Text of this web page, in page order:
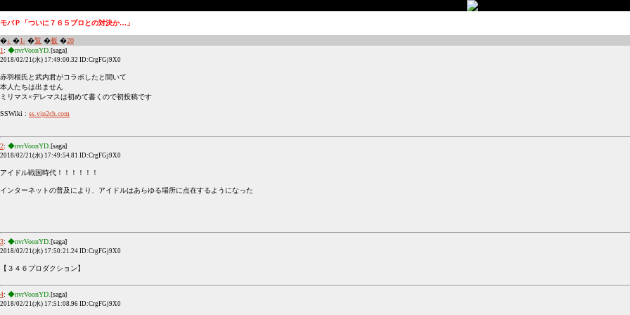
モバＰ「ついに７６５プロとの対決か…」
�↓ �1- �覧 �板 �20
1 : ◆nvrVoonYD. [saga]
2018/02/21(水) 17:49:00.32 ID:CrgFGj9X0
赤羽根氏と武内君がコラボしたと聞いて
本人たちは出ません
ミリマス×デレマスは初めて書くので初投稿です
SSWiki : ss.vip2ch.com
2: ◆nvrVoonYD. [saga]
2018/02/21(水) 17:49:54.81 ID:CrgFGj9X0
アイドル戦国時代！！！！！！
インターネットの普及により、アイドルはあらゆる場所に点在するようになった
3: ◆nvrVoonYD. [saga]
2018/02/21(水) 17:50:21.24 ID:CrgFGj9X0
【３４６プロダクション】
4: ◆nvrVoonYD. [saga]
2018/02/21(水) 17:51:08.96 ID:CrgFGj9X0